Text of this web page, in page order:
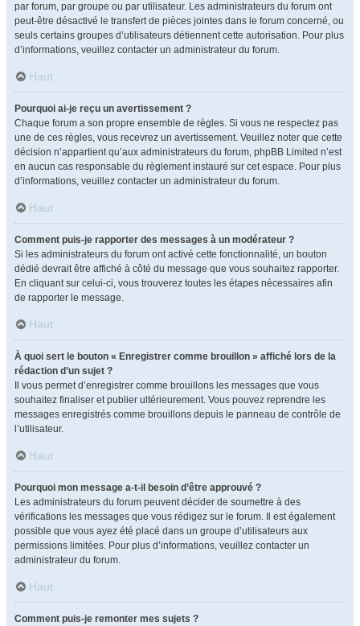
par forum, par groupe ou par utilisateur. Les administrateurs du forum ont
peut-être désactivé le transfert de pièces jointes dans le forum concerné, ou
seuls certains groupes d’utilisateurs détiennent cette autorisation. Pour plus
d’informations, veuillez contacter un administrateur du forum.
Haut
Pourquoi ai-je reçu un avertissement ?
Chaque forum a son propre ensemble de règles. Si vous ne respectez pas
une de ces règles, vous recevrez un avertissement. Veuillez noter que cette
décision n’appartient qu’aux administrateurs du forum, phpBB Limited n’est
en aucun cas responsable du règlement instauré sur cet espace. Pour plus
d’informations, veuillez contacter un administrateur du forum.
Haut
Comment puis-je rapporter des messages à un modérateur ?
Si les administrateurs du forum ont activé cette fonctionnalité, un bouton
dédié devrait être affiché à côté du message que vous souhaitez rapporter.
En cliquant sur celui-ci, vous trouverez toutes les étapes nécessaires afin
de rapporter le message.
Haut
À quoi sert le bouton « Enregistrer comme brouillon » affiché lors de la
rédaction d’un sujet ?
Il vous permet d’enregistrer comme brouillons les messages que vous
souhaitez finaliser et publier ultérieurement. Vous pouvez reprendre les
messages enregistrés comme brouillons depuis le panneau de contrôle de
l’utilisateur.
Haut
Pourquoi mon message a-t-il besoin d’être approuvé ?
Les administrateurs du forum peuvent décider de soumettre à des
vérifications les messages que vous rédigez sur le forum. Il est également
possible que vous ayez été placé dans un groupe d’utilisateurs aux
permissions limitées. Pour plus d’informations, veuillez contacter un
administrateur du forum.
Haut
Comment puis-je remonter mes sujets ?